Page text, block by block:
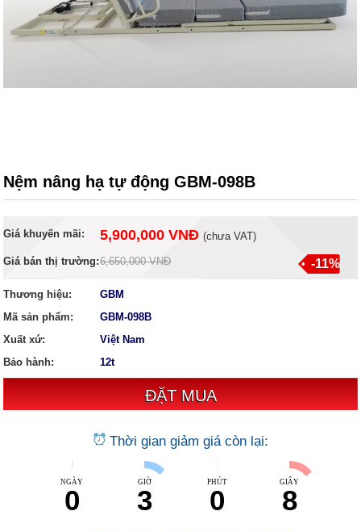
Nệm nâng hạ tự động GBM-098B
Giá khuyến mãi: 5,900,000 VNĐ (chưa VAT)
Giá bán thị trường:6,650,000 VNĐ -11%
Thương hiệu:
GBM
Mã sản phẩm:
GBM-098B
Xuất xứ:
Việt Nam
Bảo hành:
12t
Thời gian giảm giá còn lại:
NGÀY
0
GIỜ
3
PHÚT
0
GIÂY
7